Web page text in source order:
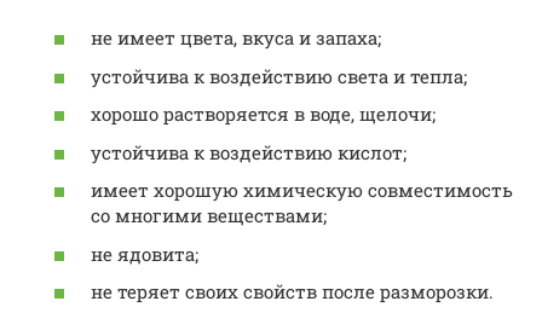
не имеет цвета, вкуса и запаха;
устойчива к воздействию света и тепла;
хорошо растворяется в воде, щелочи;
устойчива к воздействию кислот;
имеет хорошую химическую совместимость
со многими веществами;
не ядовита;
не теряет своих свойств после разморозки.